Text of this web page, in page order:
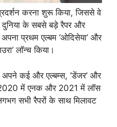
करना शुरू किया, जिससे वे
के सबसे बड़े रैपर और
प्रथम एल्बम ‘ओदिसेया’ और
लॉन्च किया।
कई और एल्बम्स, ‘डेंजर’ और
2020 में एनक और 2021 में लॉस
सभी रैपरों के साथ मिलावट